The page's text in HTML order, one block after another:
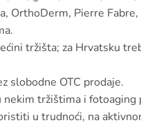
OrthoDerm, Pierre
tržišta; za Hrvatsku
slobodne OTC prodaje.
nekim tržištima i
u trudnoći, na